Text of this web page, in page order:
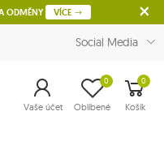
ODMĚNY VÍCE
Social Media
Vaše účet Oblíbené
0 0
Košík